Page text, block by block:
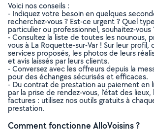
Voici nos conseils :
- Indiquez votre besoin en quelques
recherchez-vous ? Est-ce urgent ? Quel
particulier ou professionnel, souhaitez-vous
- Consultez la liste de toutes les nounous,
vous à La Roquette-sur-Var ! Sur leur profil,
services proposés, les photos de leurs
et avis laissés par leurs clients.
- Conversez avec les offreurs depuis la
pour des échanges sécurisés et efficaces.
- Du contrat de prestation au paiement en
par la prise de rendez-vous, l’état des
factures : utilisez nos outils gratuits à
prestation.
Comment fonctionne AlloVoisins ?